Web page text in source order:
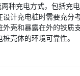
种充电方式，包括充
计充电桩时需要充分
壳和暴露在外的铁质
壳体的环境可靠性。